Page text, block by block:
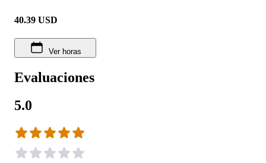
40.39 USD
Ver horas
Evaluaciones
5.0